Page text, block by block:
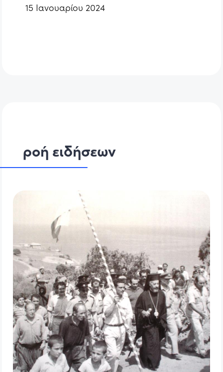
15 Ιανουαρίου 2024
ροή ειδήσεων